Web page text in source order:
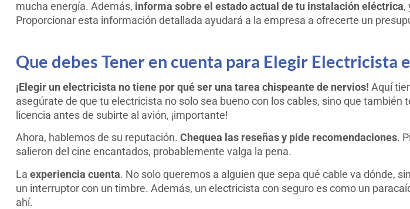
mucha energía. Además, informa sobre el estado actual de tu instalación eléctrica,
Proporcionar esta información detallada ayudará a la empresa a ofrecerte un
Que debes Tener en cuenta para Elegir Electricista
¡Elegir un electricista no tiene por qué ser una tarea chispeante de nervios! Aquí
asegúrate de que tu electricista no solo sea bueno con los cables, sino que también
licencia antes de subirte al avión, ¡importante!
Ahora, hablemos de su reputación. Chequea las reseñas y pide recomendaciones.
salieron del cine encantados, probablemente valga la pena.
La experiencia cuenta. No solo queremos a alguien que sepa qué cable va dónde,
un interruptor con un timbre. Además, un electricista con seguro es como un
ahí.